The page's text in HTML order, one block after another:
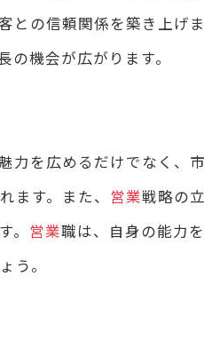
との信頼関係を築き上げ
機会が広がります。
力を広めるだけでなく、
す。また、 営業戦略の
営業職は、自身の能力を
う。